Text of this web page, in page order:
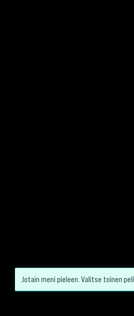
Jotain meni pieleen. Valitse toinen peli.